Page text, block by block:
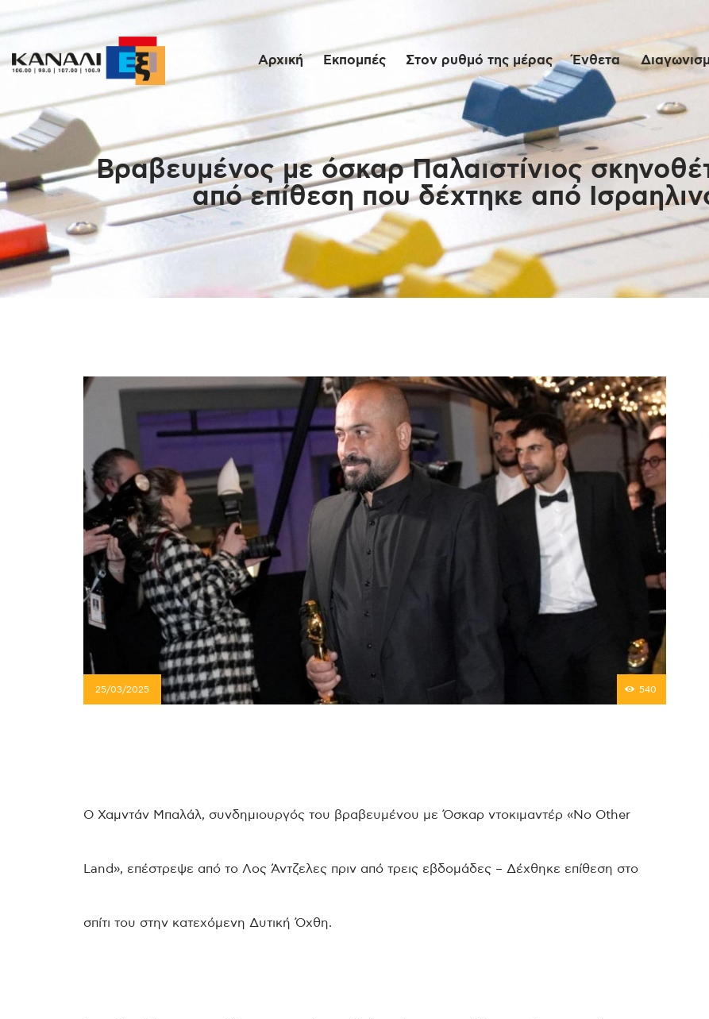
Αρχική Εκπομπές Στον ρυθμό της μέρας Ένθετα
Βραβευμένος με όσκαρ Παλαιστίνιος
από επίθεση που δέχτηκε από
Αρχική
Εκπομπές
Στον ρυθμό της
μέρας
Ένθετα
Διαγωνισμοί/Live
Links
Επικοινωνία
25/03/2025 540
Ο Χαμντάν Μπαλάλ, συνδημιουργός του βραβευμένου με Όσκαρ ντοκιμαντέρ «No Other
Land», επέστρεψε από το Λος Άντζελες πριν από τρεις εβδομάδες – Δέχθηκε επίθεση στο
σπίτι του στην κατεχόμενη Δυτική Όχθη.